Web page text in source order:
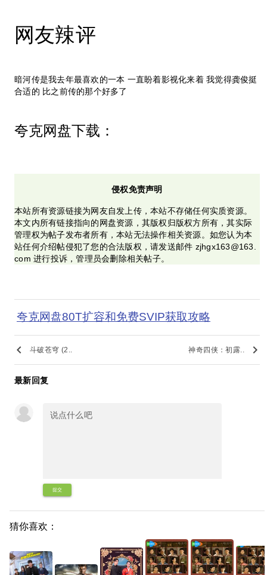
网友辣评
暗河传是我去年最喜欢的一本 一直盼着影视化来着 我觉得龚俊挺
合适的 比之前传的那个好多了
夸克网盘下载：
侵权免责声明
本站所有资源链接为网友自发上传，本站不存储任何实质资源。
本文内所有链接指向的网盘资源，其版权归版权方所有，其实际
管理权为帖子发布者所有，本站无法操作相关资源。如您认为本
站任何介绍帖侵犯了您的合法版权，请发送邮件 zjhgx163@163.
com 进行投诉，管理员会删除相关帖子。
夸克网盘80T扩容和免费SVIP获取攻略
keyboard_arrow_left 斗破苍穹 (2.. 神奇四侠：初露.. keyboard_arrow_right
最新回复
提交
猜你喜欢：